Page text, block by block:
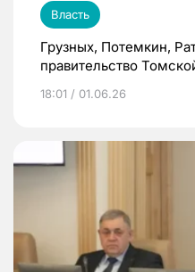
Власть
Грузных, Потемкин,
правительство
18:01 / 01.06.26